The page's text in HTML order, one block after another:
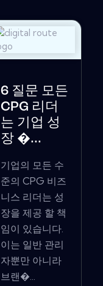
6 질문 모든
CPG 리더
는 기업 성
장 �...
기업의 모든 수
준의 CPG 비즈
니스 리더는 성
장을 제공 할 책
임이 있습니다.
이는 일반 관리
자뿐만 아니라
브랜�...